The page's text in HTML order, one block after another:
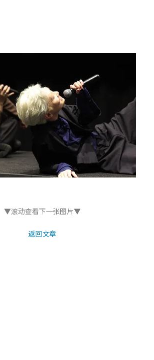
▼滚动查看下一张图片▼
返回文章